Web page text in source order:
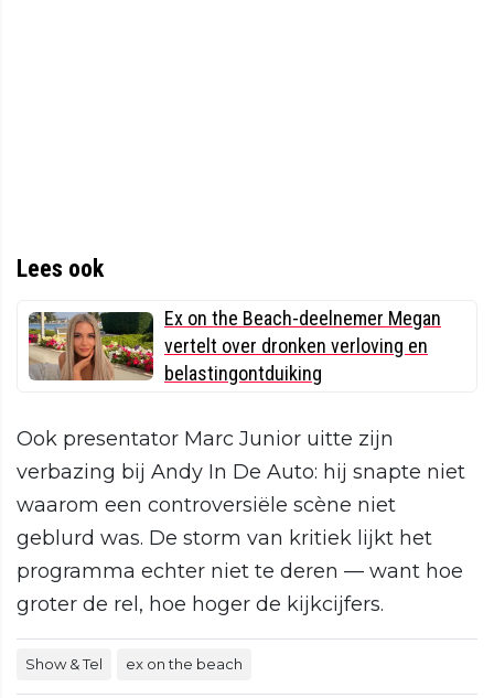
Lees ook
Ex on the Beach-deelnemer Megan
vertelt over dronken verloving en
belastingontduiking
Ook presentator Marc Junior uitte zijn
verbazing bij Andy In De Auto: hij snapte niet
waarom een controversiële scène niet
geblurd was. De storm van kritiek lijkt het
programma echter niet te deren — want hoe
groter de rel, hoe hoger de kijkcijfers.
Show & Tel ex on the beach